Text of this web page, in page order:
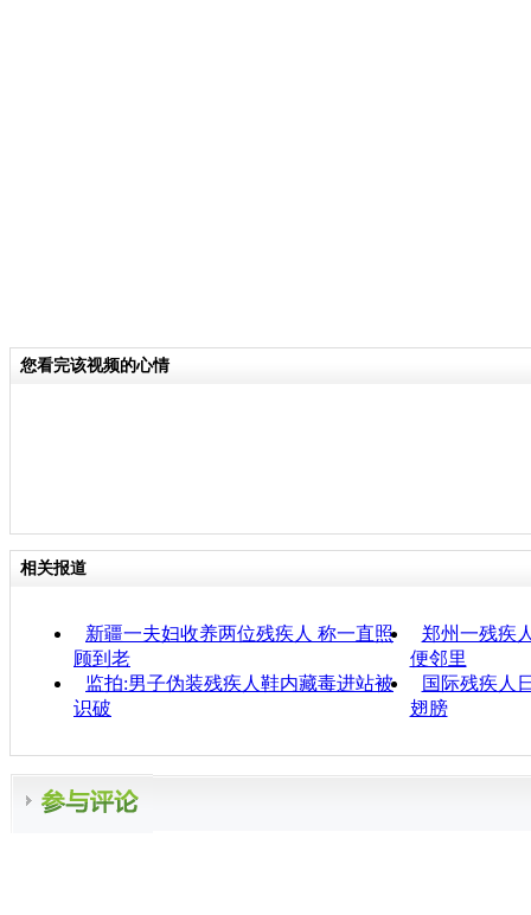
分类名称：CNSTV
您看完该视频的心情
相关报道
新疆一夫妇收养两位残疾人 称一直照
顾到老
郑州一残疾
便邻里
监拍:男子伪装残疾人鞋内藏毒进站被
识破
国际残疾人
翅膀